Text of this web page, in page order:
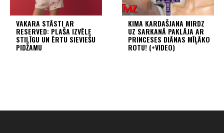
VAKARA STĀSTI AR
RESERVED: PLAŠA IZVĒLE
STILĪGU UN ĒRTU SIEVIEŠU
PIDŽAMU
KIMA KARDAŠJANA MIRDZ
UZ SARKANĀ PAKLĀJA AR
PRINCESES DIĀNAS MĪĻĀKO
ROTU! (+VIDEO)